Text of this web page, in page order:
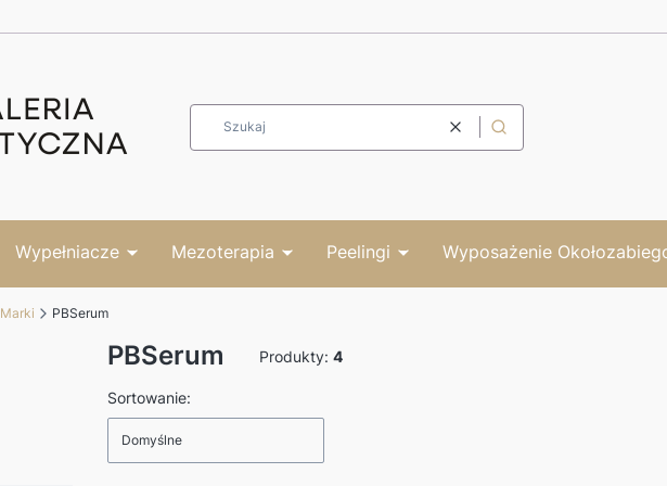
WyczyśćSzukaj
Wypełniacze Mezoterapia Peelingi Wyposażenie
Marki PBSerum
PBSerum Produkty: 4
Lista produktów
Sortowanie:
Domyślne